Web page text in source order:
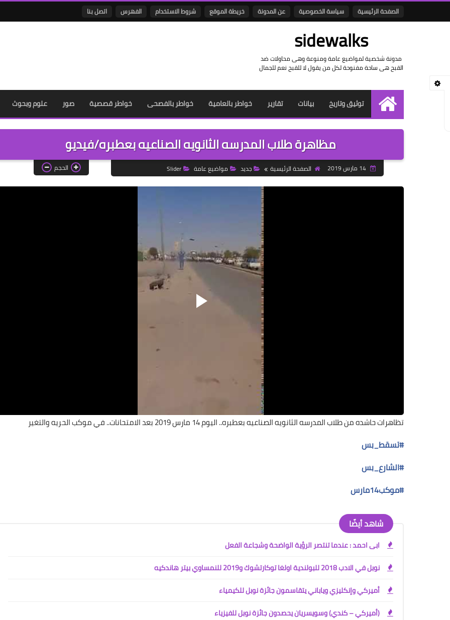
الصفحة الرئيسية سياسة الخصوصية عن المدونة خريطة الموقع شروط الاستخدام الفهرس اتصل بنا
sidewalks
مدونة شخصية لمواضيع عامة ومنوعة وهى محاولات ضد
القبح هى ساحة مفنوحة لكل من يقول لا للقبح نعم للجمال
الرئيسية
توثيق وتاريخ بيانات تقارير خواطر بالعامية خواطر بالفصحى خواطر قصصية صور علوم وبحوث
مظاهرة طلاب المدرسه الثانويه الصناعيه بعطبره/فيديو
14 مارس 2019 الصفحة الرئيسية جديد مواضيع عامة Slider الحجم
تظاهرات حاشده من طلاب المدرسه الثانويه الصناعيه بعطبره.. اليوم 14 مارس 2019 بعد الامتحانات.. في موكب الحريه والتغير
#تسقط_بس
#الشارع_بس
#موكب14مارس
شاهد أيضًا
ابى احمد : عندما تنتصر الرؤية الواضحة وشجاعة الفعل
نوبل في الادب 2018 للبولندية اولغا توكارتشوك و2019 للنمساوي بيتر هاندكيه
أميركي وإنكليزي وياباني يتقاسمون جائزة نوبل للكيمياء
(أميركي – كندي) وسويسريان يحصدون جائزة نوبل للفيزياء